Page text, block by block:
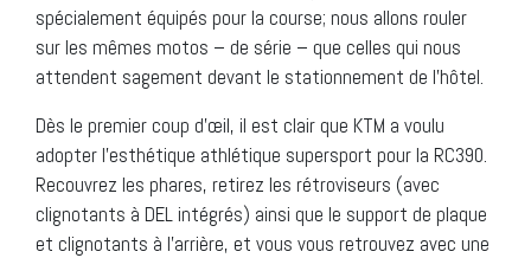
spécialement équipés pour la course; nous allons rouler
sur les mêmes motos – de série – que celles qui nous
attendent sagement devant le stationnement de l’hôtel.
Dès le premier coup d’œil, il est clair que KTM a voulu
adopter l’esthétique athlétique supersport pour la RC390.
Recouvrez les phares, retirez les rétroviseurs (avec
clignotants à DEL intégrés) ainsi que le support de plaque
et clignotants à l’arrière, et vous vous retrouvez avec une